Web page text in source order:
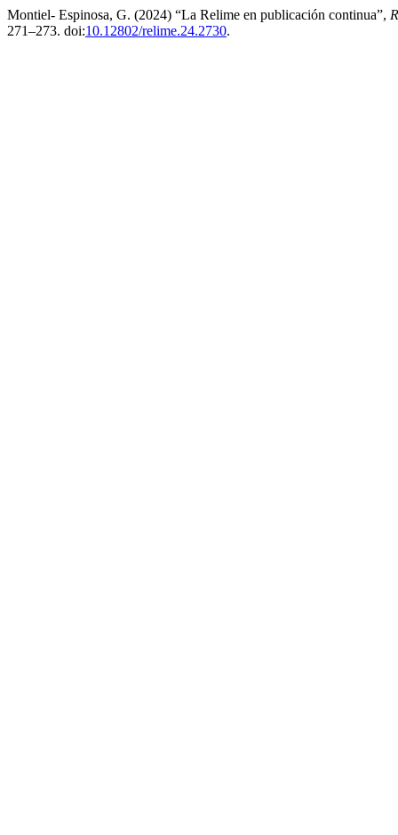
Montiel- Espinosa, G. (2024) “La Relime en publicación continua”,
271–273. doi:10.12802/relime.24.2730.